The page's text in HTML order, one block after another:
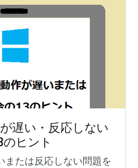
遅い・反応しない
ヒント
または反応しない問題を